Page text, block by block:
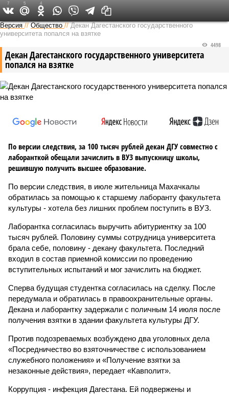
Версия на Кавказе
Версия //Общество //Декан Дагестанского государственного
университета попался на взятке
Декан Дагестанского государственного университета
попался на взятке
4498
По версии следствия, за 100 тысяч рублей декан ДГУ совместно с
лаборанткой обещали зачислить в ВУЗ выпускницу школы,
решившую получить высшее образование.
По версии следствия, в июле жительница Махачкалы
обратилась за помощью к старшему лаборанту факультета
культуры - хотела без лишних проблем поступить в ВУЗ.
Лаборантка согласилась выручить абитуриентку за 100
тысяч рублей. Половину суммы сотрудница университета
брала себе, половину - декану факультета. Последний
входил в состав приемной комиссии по проведению
вступительных испытаний и мог зачислить на бюджет.
Сперва будущая студентка согласилась на сделку. После
передумала и обратилась в правоохранительные органы.
Декана и лаборантку задержали с поличным 14 июля после
получения взятки в здании факультета культуры ДГУ.
Против подозреваемых возбуждено два уголовных дела
«Посредничество во взяточничестве с использованием
служебного положения» и «Получение взятки за
незаконные действия», передает «Кавполит».
Коррупция - инфекция Дагестана. Ей подвержены и
7 5 4